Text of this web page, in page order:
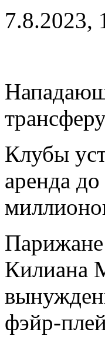
7.8.2023,
Клубы
аренда
Килиана
фэйр-